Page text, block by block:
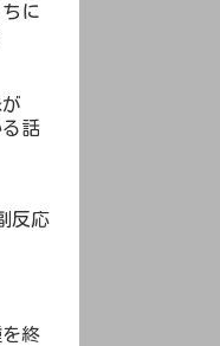
に
話
反応
終